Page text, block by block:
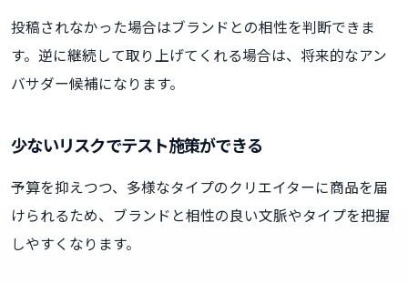
投稿されなかった場合はブランドとの相性を判断できま
す。逆に継続して取り上げてくれる場合は、将来的なアン
バサダー候補になります。
少ないリスクでテスト施策ができる
予算を抑えつつ、多様なタイプのクリエイターに商品を届
けられるため、ブランドと相性の良い文脈やタイプを把握
しやすくなります。